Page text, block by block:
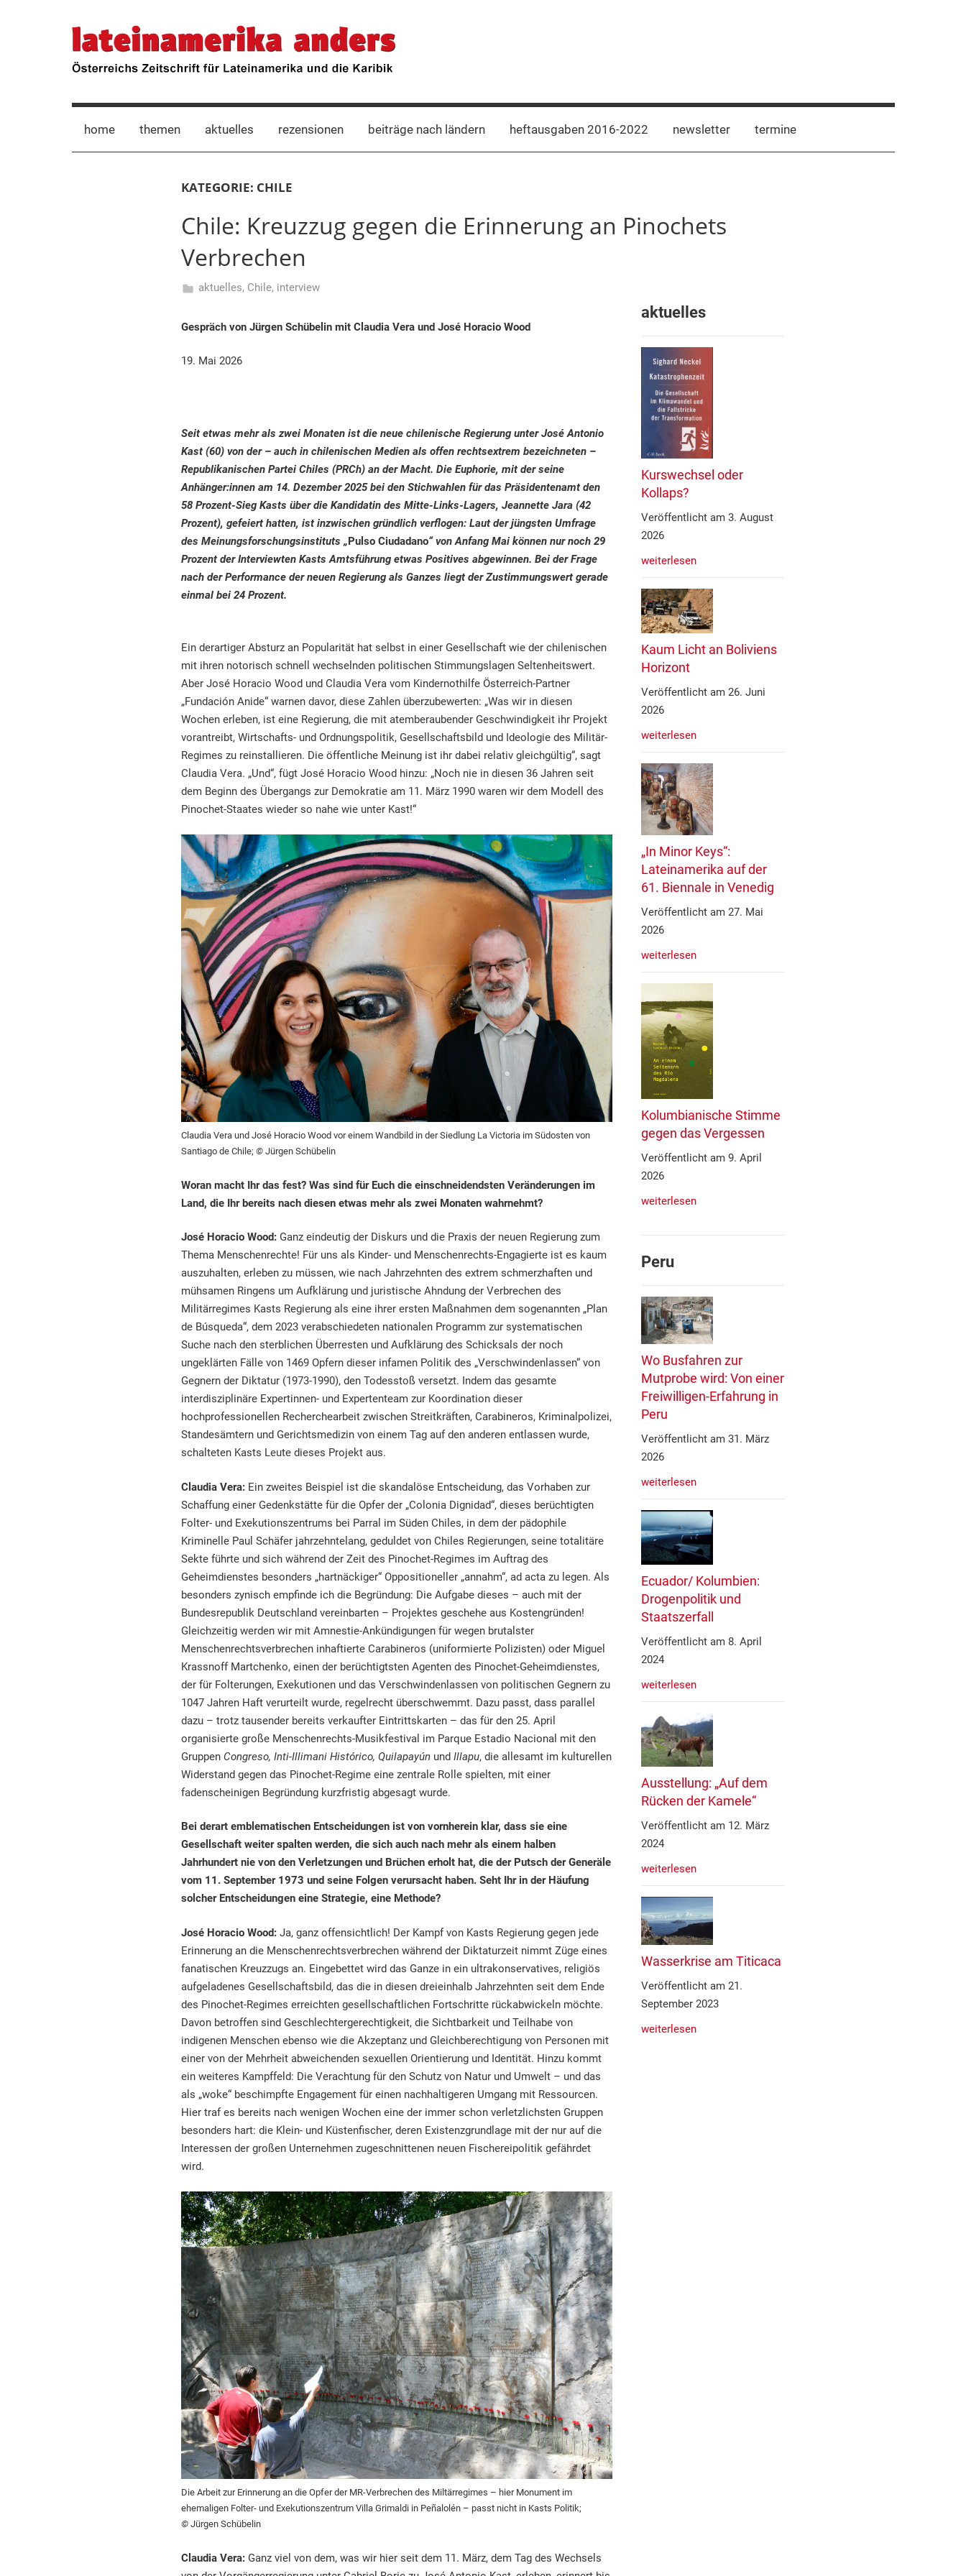
lateinamerika
anders
Österreichs
Zeitschrift
für
und
Karibik
home themen aktuelles rezensionen beiträge nach ländern heftausgaben 2016-2022 newsletter termine
KATEGORIE: CHILE
Chile: Kreuzzug gegen die Erinnerung an Pinochets
Verbrechen
Mai
Klosius
aktuelles, Chile, interview
Gespräch von Jürgen Schübelin mit Claudia Vera und José Horacio Wood
19. Mai 2026
Seit etwas mehr als zwei Monaten ist die neue chilenische Regierung unter José Antonio
Kast (60) von der – auch in chilenischen Medien als offen rechtsextrem bezeichneten –
Republikanischen Partei Chiles (PRCh) an der Macht. Die Euphorie, mit der seine
Anhänger:innen am 14. Dezember 2025 bei den Stichwahlen für das Präsidentenamt den
58 Prozent-Sieg Kasts über die Kandidatin des Mitte-Links-Lagers, Jeannette Jara (42
Prozent), gefeiert hatten, ist inzwischen gründlich verflogen: Laut der jüngsten Umfrage
des Meinungsforschungsinstituts „Pulso Ciudadano“ von Anfang Mai können nur noch 29
Prozent der Interviewten Kasts Amtsführung etwas Positives abgewinnen. Bei der Frage
nach der Performance der neuen Regierung als Ganzes liegt der Zustimmungswert gerade
einmal bei 24 Prozent.
Ein derartiger Absturz an Popularität hat selbst in einer Gesellschaft wie der chilenischen
mit ihren notorisch schnell wechselnden politischen Stimmungslagen Seltenheitswert.
Aber José Horacio Wood und Claudia Vera vom Kindernothilfe Österreich-Partner
„Fundación Anide“ warnen davor, diese Zahlen überzubewerten: „Was wir in diesen
Wochen erleben, ist eine Regierung, die mit atemberaubender Geschwindigkeit ihr Projekt
vorantreibt, Wirtschafts- und Ordnungspolitik, Gesellschaftsbild und Ideologie des Militär-
Regimes zu reinstallieren. Die öffentliche Meinung ist ihr dabei relativ gleichgültig“, sagt
Claudia Vera. „Und“, fügt José Horacio Wood hinzu: „Noch nie in diesen 36 Jahren seit
dem Beginn des Übergangs zur Demokratie am 11. März 1990 waren wir dem Modell des
Pinochet-Staates wieder so nahe wie unter Kast!“
Claudia Vera und José Horacio Wood vor einem Wandbild in der Siedlung La Victoria im Südosten von
Santiago de Chile; © Jürgen Schübelin
Woran macht Ihr das fest? Was sind für Euch die einschneidendsten Veränderungen im
Land, die Ihr bereits nach diesen etwas mehr als zwei Monaten wahrnehmt?
José Horacio Wood: Ganz eindeutig der Diskurs und die Praxis der neuen Regierung zum
Thema Menschenrechte! Für uns als Kinder- und Menschenrechts-Engagierte ist es kaum
auszuhalten, erleben zu müssen, wie nach Jahrzehnten des extrem schmerzhaften und
mühsamen Ringens um Aufklärung und juristische Ahndung der Verbrechen des
Militärregimes Kasts Regierung als eine ihrer ersten Maßnahmen dem sogenannten „Plan
de Búsqueda“, dem 2023 verabschiedeten nationalen Programm zur systematischen
Suche nach den sterblichen Überresten und Aufklärung des Schicksals der noch
ungeklärten Fälle von 1469 Opfern dieser infamen Politik des „Verschwindenlassen“ von
Gegnern der Diktatur (1973-1990), den Todesstoß versetzt. Indem das gesamte
interdisziplinäre Expertinnen- und Expertenteam zur Koordination dieser
hochprofessionellen Recherchearbeit zwischen Streitkräften, Carabineros, Kriminalpolizei,
Standesämtern und Gerichtsmedizin von einem Tag auf den anderen entlassen wurde,
schalteten Kasts Leute dieses Projekt aus.
Claudia Vera: Ein zweites Beispiel ist die skandalöse Entscheidung, das Vorhaben zur
Schaffung einer Gedenkstätte für die Opfer der „Colonia Dignidad“, dieses berüchtigten
Folter- und Exekutionszentrums bei Parral im Süden Chiles, in dem der pädophile
Kriminelle Paul Schäfer jahrzehntelang, geduldet von Chiles Regierungen, seine totalitäre
Sekte führte und sich während der Zeit des Pinochet-Regimes im Auftrag des
Geheimdienstes besonders „hartnäckiger“ Oppositioneller „annahm“, ad acta zu legen. Als
besonders zynisch empfinde ich die Begründung: Die Aufgabe dieses – auch mit der
Bundesrepublik Deutschland vereinbarten – Projektes geschehe aus Kostengründen!
Gleichzeitig werden wir mit Amnestie-Ankündigungen für wegen brutalster
Menschenrechtsverbrechen inhaftierte Carabineros (uniformierte Polizisten) oder Miguel
Krassnoff Martchenko, einen der berüchtigtsten Agenten des Pinochet-Geheimdienstes,
der für Folterungen, Exekutionen und das Verschwindenlassen von politischen Gegnern zu
1047 Jahren Haft verurteilt wurde, regelrecht überschwemmt. Dazu passt, dass parallel
dazu – trotz tausender bereits verkaufter Eintrittskarten – das für den 25. April
organisierte große Menschenrechts-Musikfestival im Parque Estadio Nacional mit den
Gruppen Congreso, Inti-Illimani Histórico, Quilapayún und Illapu, die allesamt im kulturellen
Widerstand gegen das Pinochet-Regime eine zentrale Rolle spielten, mit einer
fadenscheinigen Begründung kurzfristig abgesagt wurde.
Bei derart emblematischen Entscheidungen ist von vornherein klar, dass sie eine
Gesellschaft weiter spalten werden, die sich auch nach mehr als einem halben
Jahrhundert nie von den Verletzungen und Brüchen erholt hat, die der Putsch der Generäle
vom 11. September 1973 und seine Folgen verursacht haben. Seht Ihr in der Häufung
solcher Entscheidungen eine Strategie, eine Methode?
José Horacio Wood: Ja, ganz offensichtlich! Der Kampf von Kasts Regierung gegen jede
Erinnerung an die Menschenrechtsverbrechen während der Diktaturzeit nimmt Züge eines
fanatischen Kreuzzugs an. Eingebettet wird das Ganze in ein ultrakonservatives, religiös
aufgeladenes Gesellschaftsbild, das die in diesen dreieinhalb Jahrzehnten seit dem Ende
des Pinochet-Regimes erreichten gesellschaftlichen Fortschritte rückabwickeln möchte.
Davon betroffen sind Geschlechtergerechtigkeit, die Sichtbarkeit und Teilhabe von
indigenen Menschen ebenso wie die Akzeptanz und Gleichberechtigung von Personen mit
einer von der Mehrheit abweichenden sexuellen Orientierung und Identität. Hinzu kommt
ein weiteres Kampffeld: Die Verachtung für den Schutz von Natur und Umwelt – und das
als „woke“ beschimpfte Engagement für einen nachhaltigeren Umgang mit Ressourcen.
Hier traf es bereits nach wenigen Wochen eine der immer schon verletzlichsten Gruppen
besonders hart: die Klein- und Küstenfischer, deren Existenzgrundlage mit der nur auf die
Interessen der großen Unternehmen zugeschnittenen neuen Fischereipolitik gefährdet
wird.
Die Arbeit zur Erinnerung an die Opfer der MR-Verbrechen des Miltärregimes – hier Monument im
ehemaligen Folter- und Exekutionszentrum Villa Grimaldi in Peñalolén – passt nicht in Kasts Politik;
© Jürgen Schübelin
Claudia Vera: Ganz viel von dem, was wir hier seit dem 11. März, dem Tag des Wechsels
aktuelles
Kurswechsel oder
Kollaps?
Veröffentlicht am 3. August
2026
weiterlesen
Kaum Licht an Boliviens
Horizont
Veröffentlicht am 26. Juni
2026
weiterlesen
„In Minor Keys“:
Lateinamerika auf der
61. Biennale in Venedig
Veröffentlicht am 27. Mai
2026
weiterlesen
Kolumbianische Stimme
gegen das Vergessen
Veröffentlicht am 9. April
2026
weiterlesen
Peru
Wo Busfahren zur
Mutprobe wird: Von einer
Freiwilligen-Erfahrung in
Peru
Veröffentlicht am 31. März
2026
weiterlesen
Ecuador/ Kolumbien:
Drogenpolitik und
Staatszerfall
Veröffentlicht am 8. April
2024
weiterlesen
Ausstellung: „Auf dem
Rücken der Kamele“
Veröffentlicht am 12. März
2024
weiterlesen
Wasserkrise am Titicaca
Veröffentlicht am 21.
September 2023
weiterlesen